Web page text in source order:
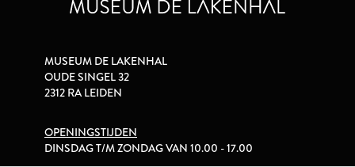
MUSEUM DE LAKENHAL
OUDE SINGEL 32
2312 RA LEIDEN
OPENINGSTIJDEN
DINSDAG T/M ZONDAG VAN 10.00 - 17.00